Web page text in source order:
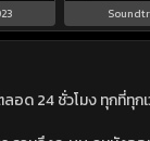
24 ชั่วโมง ทุกที่ทุ